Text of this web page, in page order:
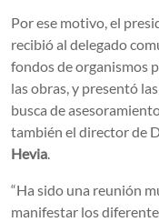
Por ese motivo, el
recibió al delegado
fondos de organismos
las obras, y presentó
busca de
también el director de
Hevia.
“Ha sido una reunión
manifestar los